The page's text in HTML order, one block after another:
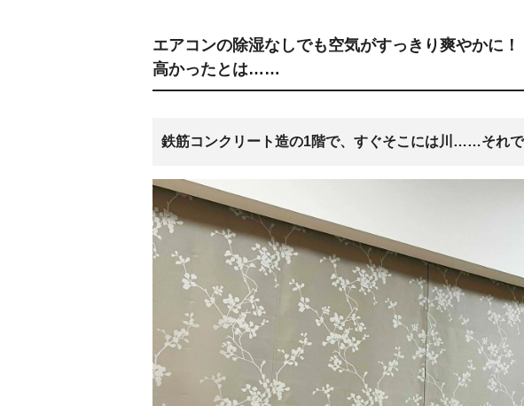
エアコンの除湿なしでも空気がすっきり爽やかに
高かったとは……
鉄筋コンクリート造の1階で、すぐそこには川……それ